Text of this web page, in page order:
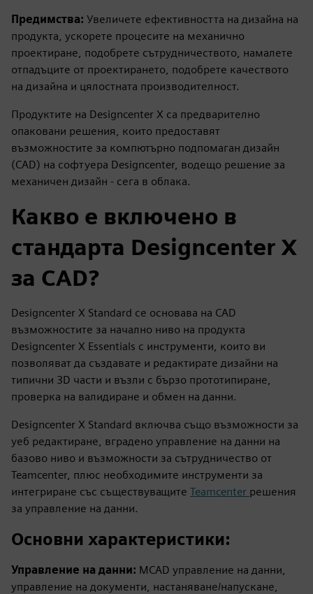
Предимства: Увеличете ефективността на дизайна на
продукта, ускорете процесите на механично
проектиране, подобрете сътрудничеството, намалете
отпадъците от проектирането, подобрете качеството
на дизайна и цялостната производителност.
Продуктите на Designcenter X са предварително
опаковани решения, които предоставят
възможностите за компютърно подпомаган дизайн
(CAD) на софтуера Designcenter, водещо решение за
механичен дизайн - сега в облака.
Какво е включено в
стандарта Designcenter X
за CAD?
Designcenter X Standard се основава на CAD
възможностите за начално ниво на продукта
Designcenter X Essentials с инструменти, които ви
позволяват да създавате и редактирате дизайни на
типични 3D части и възли с бързо прототипиране,
проверка на валидиране и обмен на данни.
Designcenter X Standard включва също възможности за
уеб редактиране, вградено управление на данни на
базово ниво и възможности за сътрудничество от
Teamcenter, плюс необходимите инструменти за
интегриране със съществуващите Teamcenter решения
за управление на данни.
Основни характеристики:
Управление на данни: MCAD управление на данни,
управление на документи, настаняване/напускане,